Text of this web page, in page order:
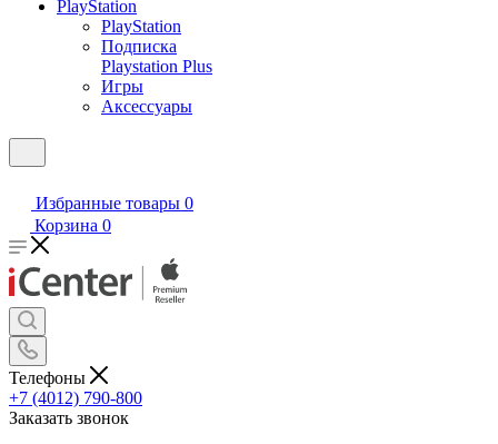
PlayStation
PlayStation
Подписка
Playstation Plus
Игры
Аксессуары
Избранные товары 0
Корзина 0
Телефоны
+7 (4012) 790-800
Заказать звонок